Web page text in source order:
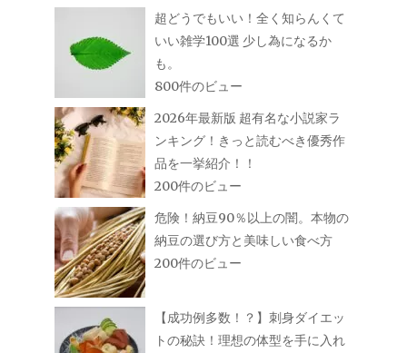
超どうでもいい！全く知らんくて
いい雑学100選 少し為になるか
も。
800件のビュー
2026年最新版 超有名な小説家ラ
ンキング！きっと読むべき優秀作
品を一挙紹介！！
200件のビュー
危険！納豆90％以上の闇。本物の
納豆の選び方と美味しい食べ方
200件のビュー
【成功例多数！？】刺身ダイエッ
トの秘訣！理想の体型を手に入れ